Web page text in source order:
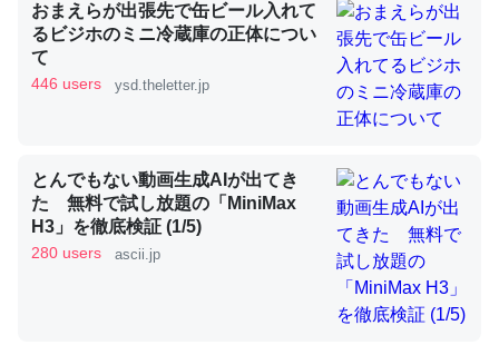
くらい。小説でいう「ずっと前の伏線」は回収されないけ
ど、短期記憶というには多い分量。進化すればするほど分
かりやすく強くなりそう
─GPTの仕組みと限界についての考察（１） - conceptualization
昆虫ってカルシウム少ないのか。知らんかった。調べたら
コオロギのカルシウム分はエビの600分の1程度。
─ニュース :: 【研究発表】昆虫学の大問題＝「昆虫はなぜ海にいな
おまえらが出張先で缶ビール入れて
るビジホのミニ冷蔵庫の正体につい
て
446 users ysd.theletter.jp
とんでもない動画生成AIが出てき
た 無料で試し放題の「MiniMax
H3」を徹底検証 (1/5)
280 users ascii.jp